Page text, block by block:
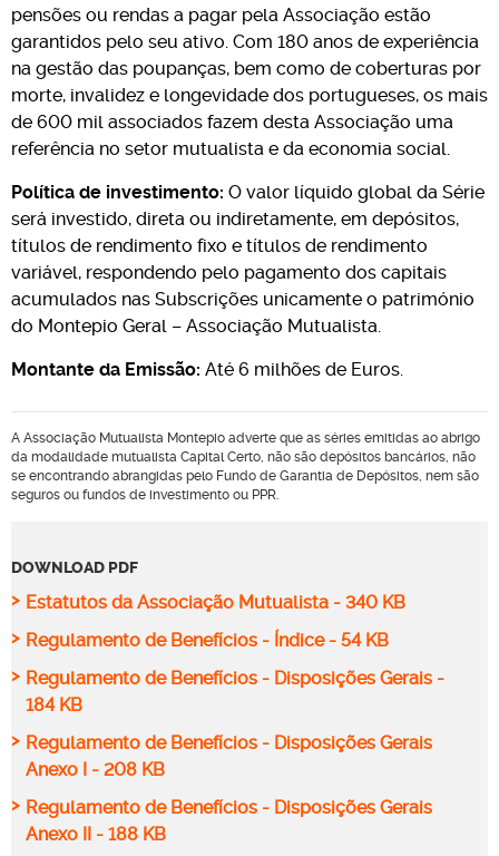
pensões ou rendas a pagar pela Associação estão
garantidos pelo seu ativo. Com 180 anos de experiência
na gestão das poupanças, bem como de coberturas por
morte, invalidez e longevidade dos portugueses, os mais
de 600 mil associados fazem desta Associação uma
referência no setor mutualista e da economia social.
Política de investimento: O valor líquido global da Série
será investido, direta ou indiretamente, em depósitos,
títulos de rendimento fixo e títulos de rendimento
variável, respondendo pelo pagamento dos capitais
acumulados nas Subscrições unicamente o património
do Montepio Geral – Associação Mutualista.
Montante da Emissão: Até 6 milhões de Euros.
A Associação Mutualista Montepio adverte que as séries emitidas ao abrigo
da modalidade mutualista Capital Certo, não são depósitos bancários, não
se encontrando abrangidas pelo Fundo de Garantia de Depósitos, nem são
seguros ou fundos de investimento ou PPR.
DOWNLOAD PDF
> Estatutos da Associação Mutualista - 340 KB
> Regulamento de Benefícios - Índice - 54 KB
> Regulamento de Benefícios - Disposições Gerais -
184 KB
> Regulamento de Benefícios - Disposições Gerais
Anexo I - 208 KB
> Regulamento de Benefícios - Disposições Gerais
Anexo II - 188 KB